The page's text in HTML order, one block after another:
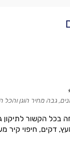
הקשור לתיקון
דקים, חיפוי קיר
גבה מחיר הוגן והכל